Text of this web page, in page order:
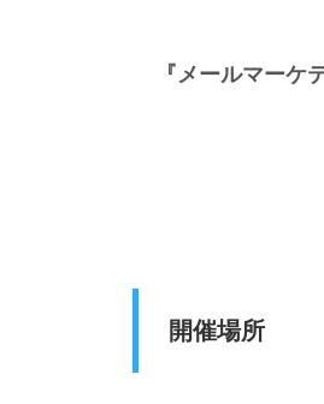
『メールマーケ
開催場所